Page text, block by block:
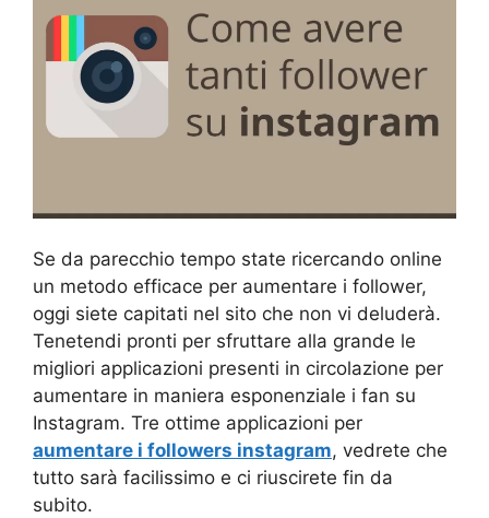
Se da parecchio tempo state ricercando online
un metodo efficace per aumentare i follower,
oggi siete capitati nel sito che non vi deluderà.
Tenetendi pronti per sfruttare alla grande le
migliori applicazioni presenti in circolazione per
aumentare in maniera esponenziale i fan su
Instagram. Tre ottime applicazioni per
aumentare i followers instagram, vedrete che
tutto sarà facilissimo e ci riuscirete fin da
subito.